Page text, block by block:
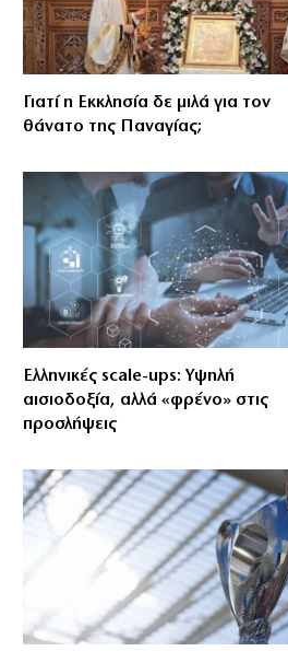
Γιατί η Εκκλησία δε μιλά για τον
θάνατο της Παναγίας;
Ελληνικές scale-ups: Υψηλή
αισιοδοξία, αλλά «φρένο» στις
προσλήψεις